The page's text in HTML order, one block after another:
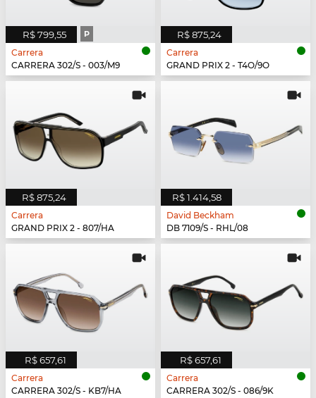
R$ 799,55 P
Carrera
CARRERA 302/S - 003/M9
R$ 875,24
Carrera
GRAND PRIX 2 - T4O/9O
R$ 875,24
Carrera
GRAND PRIX 2 - 807/HA
R$ 1.414,58
David Beckham
DB 7109/S - RHL/08
R$ 657,61
Carrera
CARRERA 302/S - KB7/HA
R$ 657,61
Carrera
CARRERA 302/S - 086/9K